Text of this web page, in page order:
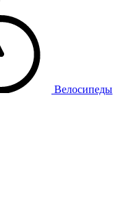
Велосипеды